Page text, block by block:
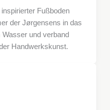
Fußboden
der Jørgensens in das
und verband
Handwerkskunst.